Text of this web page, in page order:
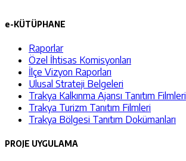
e-KÜTÜPHANE
Raporlar
Özel İhtisas Komisyonları
İlçe Vizyon Raporları
Ulusal Strateji Belgeleri
Trakya Kalkınma Ajansı Tanıtım Filmleri
Trakya Turizm Tanıtım Filmleri
Trakya Bölgesi Tanıtım Dokümanları
PROJE UYGULAMA